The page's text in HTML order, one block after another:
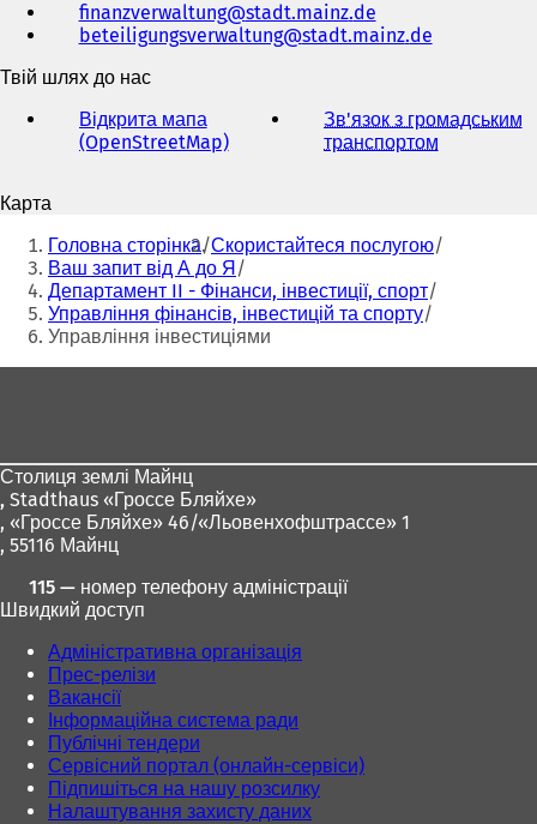
адреса
пошти
finanzverwaltung
stadt.mainz de
beteiligungsverwaltung
stadt.mainz de
Твій шлях до нас
Відкрита мапа
(OpenStreetMap)(
р
и
в
а
є
т
в
о
в
в
л
а
ц
і
)
Зв'язок з громадським
транспортом
к
р
т
в
Карта
Ти
тут:
Головна сторінка Скористайтеся послугою
Ваш запит від А до Я
Департамент II - Фінанси, інвестиції, спорт
Управління фінансів, інвестицій та спорту
Управління інвестиціями
Столиця землі Майнц
, Stadthaus «Гроссе Бляйхе»
, «Гроссе Бляйхе» 46/«Льовенхофштрассе» 1
, 55116 Майнц
115 — номер телефону адміністрації
Швидкий доступ
Адміністративна організація
Прес-релізи
Вакансії
Інформаційна система ради
Публічні тендери
Сервісний портал (онлайн-сервіси)
Підпишіться на нашу розсилку
Налаштування захисту даних